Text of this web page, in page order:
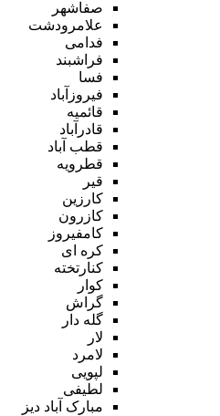
صفاشهر
علامرودشت
فدامی
فراشبند
فسا
فیروزآباد
قائمیه
قادرآباد
قطب آباد
قطرویه
قیر
کارزین
کازرون
کامفیروز
کره ای
کنارتخته
کوار
گراش
گله دار
لار
لامرد
لپویی
لطیفی
مبارک آباد دیز